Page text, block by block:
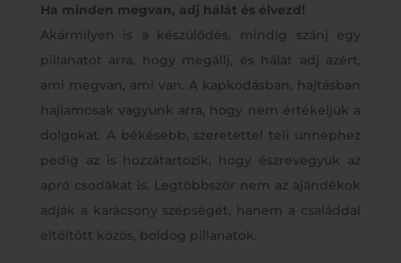
Ha minden megvan, adj hálát és élvezd!
Akármilyen is a készülődés, mindig szánj egy
pillanatot arra, hogy megállj, és hálát adj azért,
ami megvan, ami van. A kapkodásban, hajtásban
hajlamosak vagyunk arra, hogy nem értékeljük a
dolgokat. A békésebb, szeretettel teli ünnephez
pedig az is hozzátartozik, hogy észrevegyük az
apró csodákat is. Legtöbbször nem az ajándékok
adják a karácsony szépségét, hanem a családdal
eltöltött közös, boldog pillanatok.